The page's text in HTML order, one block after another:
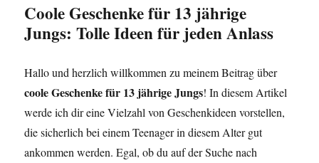
Coole Geschenke für 13 jährige
Jungs: Tolle Ideen für jeden Anlass
Hallo und herzlich willkommen zu meinem Beitrag über
coole Geschenke für 13 jährige Jungs! In diesem Artikel
werde ich dir eine Vielzahl von Geschenkideen vorstellen,
die sicherlich bei einem Teenager in diesem Alter gut
ankommen werden. Egal, ob du auf der Suche nach